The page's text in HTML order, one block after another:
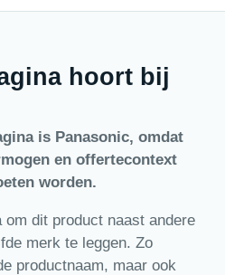
hoort bij
is Panasonic, omdat
en offertecontext
worden.
om dit product naast andere
merk te leggen. Zo
productnaam, maar ook